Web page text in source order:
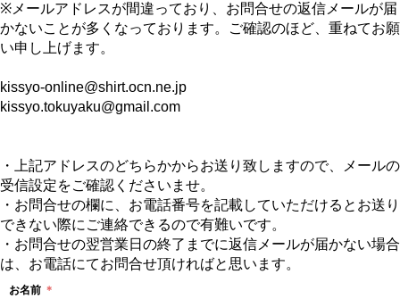
※メールアドレスが間違っており、お問合せの返信メールが届
かないことが多くなっております。ご確認のほど、重ねてお願
い申し上げます。
kissyo-online@shirt.ocn.ne.jp
kissyo.tokuyaku@gmail.com
・上記アドレスのどちらかからお送り致しますので、メールの
受信設定をご確認くださいませ。
・お問合せの欄に、お電話番号を記載していただけるとお送り
できない際にご連絡できるので有難いです。
・お問合せの翌営業日の終了までに返信メールが届かない場合
は、お電話にてお問合せ頂ければと思います。
お名前 ＊